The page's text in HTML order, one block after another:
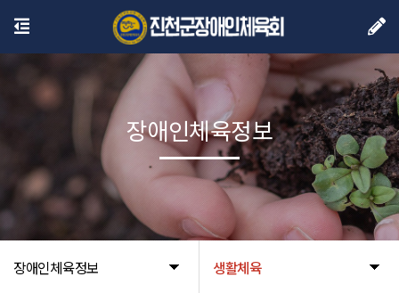
장애인체육정보 생활체육
장애인체육정보